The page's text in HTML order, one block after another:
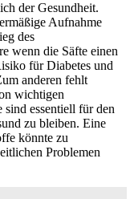
der Gesundheit.
Aufnahme
des
wenn die Säfte einen
für Diabetes und
anderen fehlt
wichtigen
essentiell für den
zu bleiben. Eine
könnte zu
Problemen